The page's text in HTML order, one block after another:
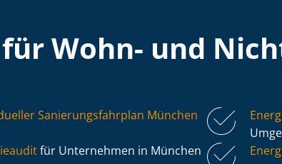
Wohn- und
Sa­nie­rungs­fahr­plan München
für Unternehmen in München